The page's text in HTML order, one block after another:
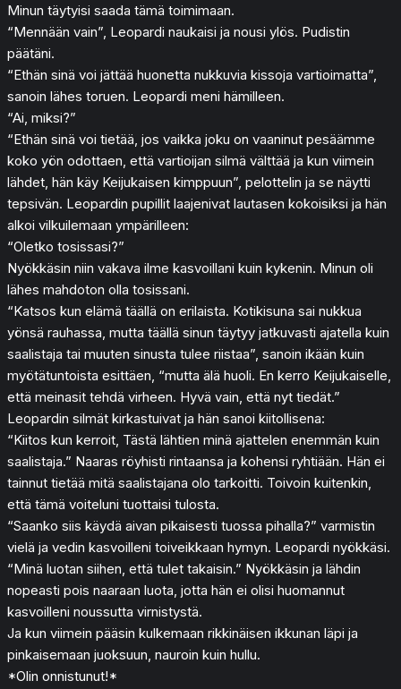
Minun täytyisi saada tämä toimimaan.
“Mennään vain”, Leopardi naukaisi ja nousi ylös. Pudistin
päätäni.
“Ethän sinä voi jättää huonetta nukkuvia kissoja vartioimatta”,
sanoin lähes toruen. Leopardi meni hämilleen.
“Ai, miksi?”
“Ethän sinä voi tietää, jos vaikka joku on vaaninut pesäämme
koko yön odottaen, että vartioijan silmä välttää ja kun viimein
lähdet, hän käy Keijukaisen kimppuun”, pelottelin ja se näytti
tepsivän. Leopardin pupillit laajenivat lautasen kokoisiksi ja hän
alkoi vilkuilemaan ympärilleen:
“Oletko tosissasi?”
Nyökkäsin niin vakava ilme kasvoillani kuin kykenin. Minun oli
lähes mahdoton olla tosissani.
“Katsos kun elämä täällä on erilaista. Kotikisuna sai nukkua
yönsä rauhassa, mutta täällä sinun täytyy jatkuvasti ajatella kuin
saalistaja tai muuten sinusta tulee riistaa”, sanoin ikään kuin
myötätuntoista esittäen, “mutta älä huoli. En kerro Keijukaiselle,
että meinasit tehdä virheen. Hyvä vain, että nyt tiedät.”
Leopardin silmät kirkastuivat ja hän sanoi kiitollisena:
“Kiitos kun kerroit, Tästä lähtien minä ajattelen enemmän kuin
saalistaja.” Naaras röyhisti rintaansa ja kohensi ryhtiään. Hän ei
tainnut tietää mitä saalistajana olo tarkoitti. Toivoin kuitenkin,
että tämä voiteluni tuottaisi tulosta.
“Saanko siis käydä aivan pikaisesti tuossa pihalla?” varmistin
vielä ja vedin kasvoilleni toiveikkaan hymyn. Leopardi nyökkäsi.
“Minä luotan siihen, että tulet takaisin.” Nyökkäsin ja lähdin
nopeasti pois naaraan luota, jotta hän ei olisi huomannut
kasvoilleni noussutta virnistystä.
Ja kun viimein pääsin kulkemaan rikkinäisen ikkunan läpi ja
pinkaisemaan juoksuun, nauroin kuin hullu.
*Olin onnistunut!*